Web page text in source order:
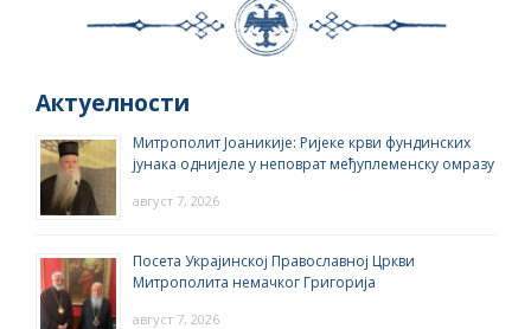
Актуелности
Митрополит Јоаникије: Ријеке крви фундинских
јунака однијеле у неповрат међуплеменску омразу
август 7, 2026
Посета Украјинској Православној Цркви
Митрополита немачког Григорија
август 7, 2026